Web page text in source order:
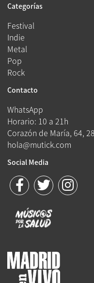
Categorías
Festival
Indie
Metal
Pop
Rock
Contacto
WhatsApp
Horario: 10 a 21h
Corazón de María, 64,
hola@mutick.com
Social Media